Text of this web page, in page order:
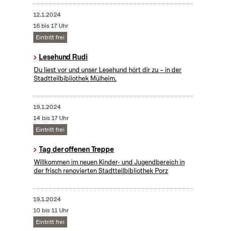
12.1.2024
16 bis 17 Uhr
Eintritt frei
Lesehund Rudi
Du liest vor und unser Lesehund hört dir zu – in der
Stadtteilbibliothek Mülheim.
19.1.2024
14 bis 17 Uhr
Eintritt frei
Tag der offenen Treppe
Willkommen im neuen Kinder- und Jugendbereich in
der frisch renovierten Stadtteilbibliothek Porz
19.1.2024
10 bis 11 Uhr
Eintritt frei